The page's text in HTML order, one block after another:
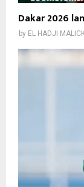
Dakar 2026
by EL HADJI